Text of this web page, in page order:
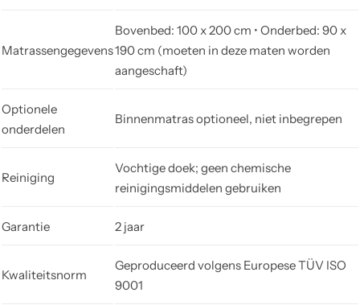
Matrassengegevens
Bovenbed: 100 x 200 cm • Onderbed: 90 x
190 cm (moeten in deze maten worden
aangeschaft)
Optionele
onderdelen
Binnenmatras optioneel, niet inbegrepen
Reiniging
Vochtige doek; geen chemische
reinigingsmiddelen gebruiken
Garantie 2 jaar
Kwaliteitsnorm
Geproduceerd volgens Europese TÜV ISO
9001